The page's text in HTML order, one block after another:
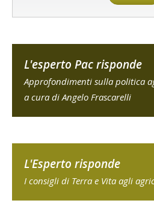
L'esperto Pac risponde
Approfondimenti sulla politica
a cura di Angelo Frascarelli
L'Esperto risponde
I consigli di Terra e Vita agli